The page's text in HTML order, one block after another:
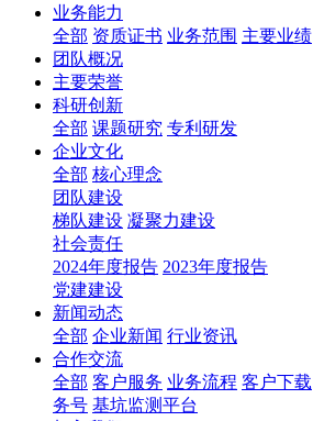
业务能力
全部 资质证书 业务范围 主要业绩
团队概况
主要荣誉
科研创新
全部 课题研究 专利研发
企业文化
全部 核心理念
团队建设
梯队建设 凝聚力建设
社会责任
2024年度报告 2023年度报告
党建建设
新闻动态
全部 企业新闻 行业资讯
合作交流
全部 客户服务 业务流程 客户下载
务号 基坑监测平台